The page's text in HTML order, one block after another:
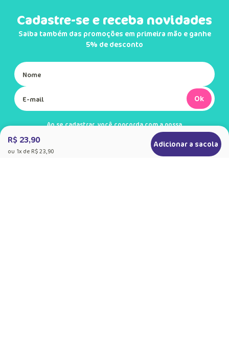
R$ 23,90
ou 1x de R$ 23,90
Adicionar a sacola
Cadastre-se e receba novidades
Saiba também das promoções em primeira mão e ganhe
5% de desconto
Ok
Ao se cadastrar, você concorda com a nossa